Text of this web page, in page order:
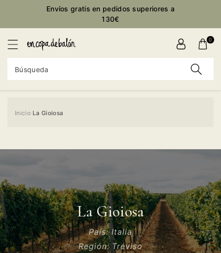
Envíos gratis en pedidos superiores a
130€
Búsqueda
0
Inicio› La Gioiosa
La Gioiosa
País:Italia
Región:Treviso